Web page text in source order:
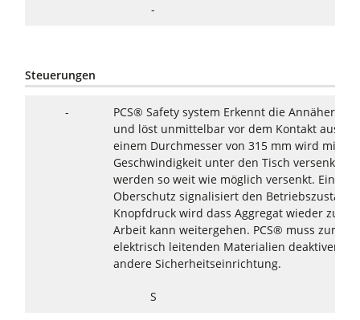
-
Steuerungen
-
PCS® Safety system Erkennt die
und löst unmittelbar vor dem Kontakt aus.
einem Durchmesser von 315 mm wird mit
Geschwindigkeit unter den Tisch
werden so weit wie möglich versenkt. Eine
Oberschutz signalisiert den Betriebszustand
Knopfdruck wird dass Aggregat wieder
Arbeit kann weitergehen. PCS® muss zum
elektrisch leitenden Materialien deaktivert
andere Sicherheitseinrichtung.
S